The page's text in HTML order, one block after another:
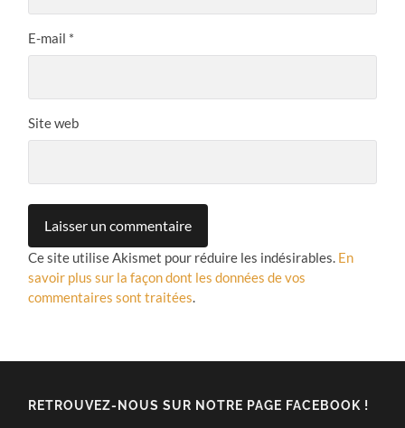
E-mail *
Site web
Ce site utilise Akismet pour réduire les indésirables. En
savoir plus sur la façon dont les données de vos
commentaires sont traitées.
RETROUVEZ-NOUS SUR NOTRE PAGE FACEBOOK !